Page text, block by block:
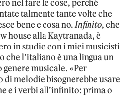
nel fare le cose, perché
talmente tante volte che
bene e cosa no.Infinito, che
house alla Kaytranada, è
in studio con i miei musicisti
che l’italiano è una lingua un
genere musicale. «Per
melodie bisognerebbe usare
e i verbi all’infinito: prima o